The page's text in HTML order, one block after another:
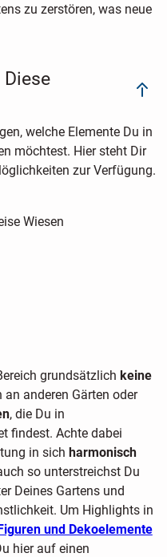
zu zerstören, was neue
welche Elemente Du in
möchtest. Hier steht Dir
zur Verfügung.
Wiesen
grundsätzlich keine
an anderen Gärten oder
, die Du in
findest. Achte dabei
in sich harmonisch
so unterstreichst Du
Deines Gartens und
Um Highlights in
und Dekoelemente
hier auf einen